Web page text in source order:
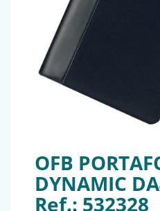
OFB
DYNAMIC
Ref.: 532328